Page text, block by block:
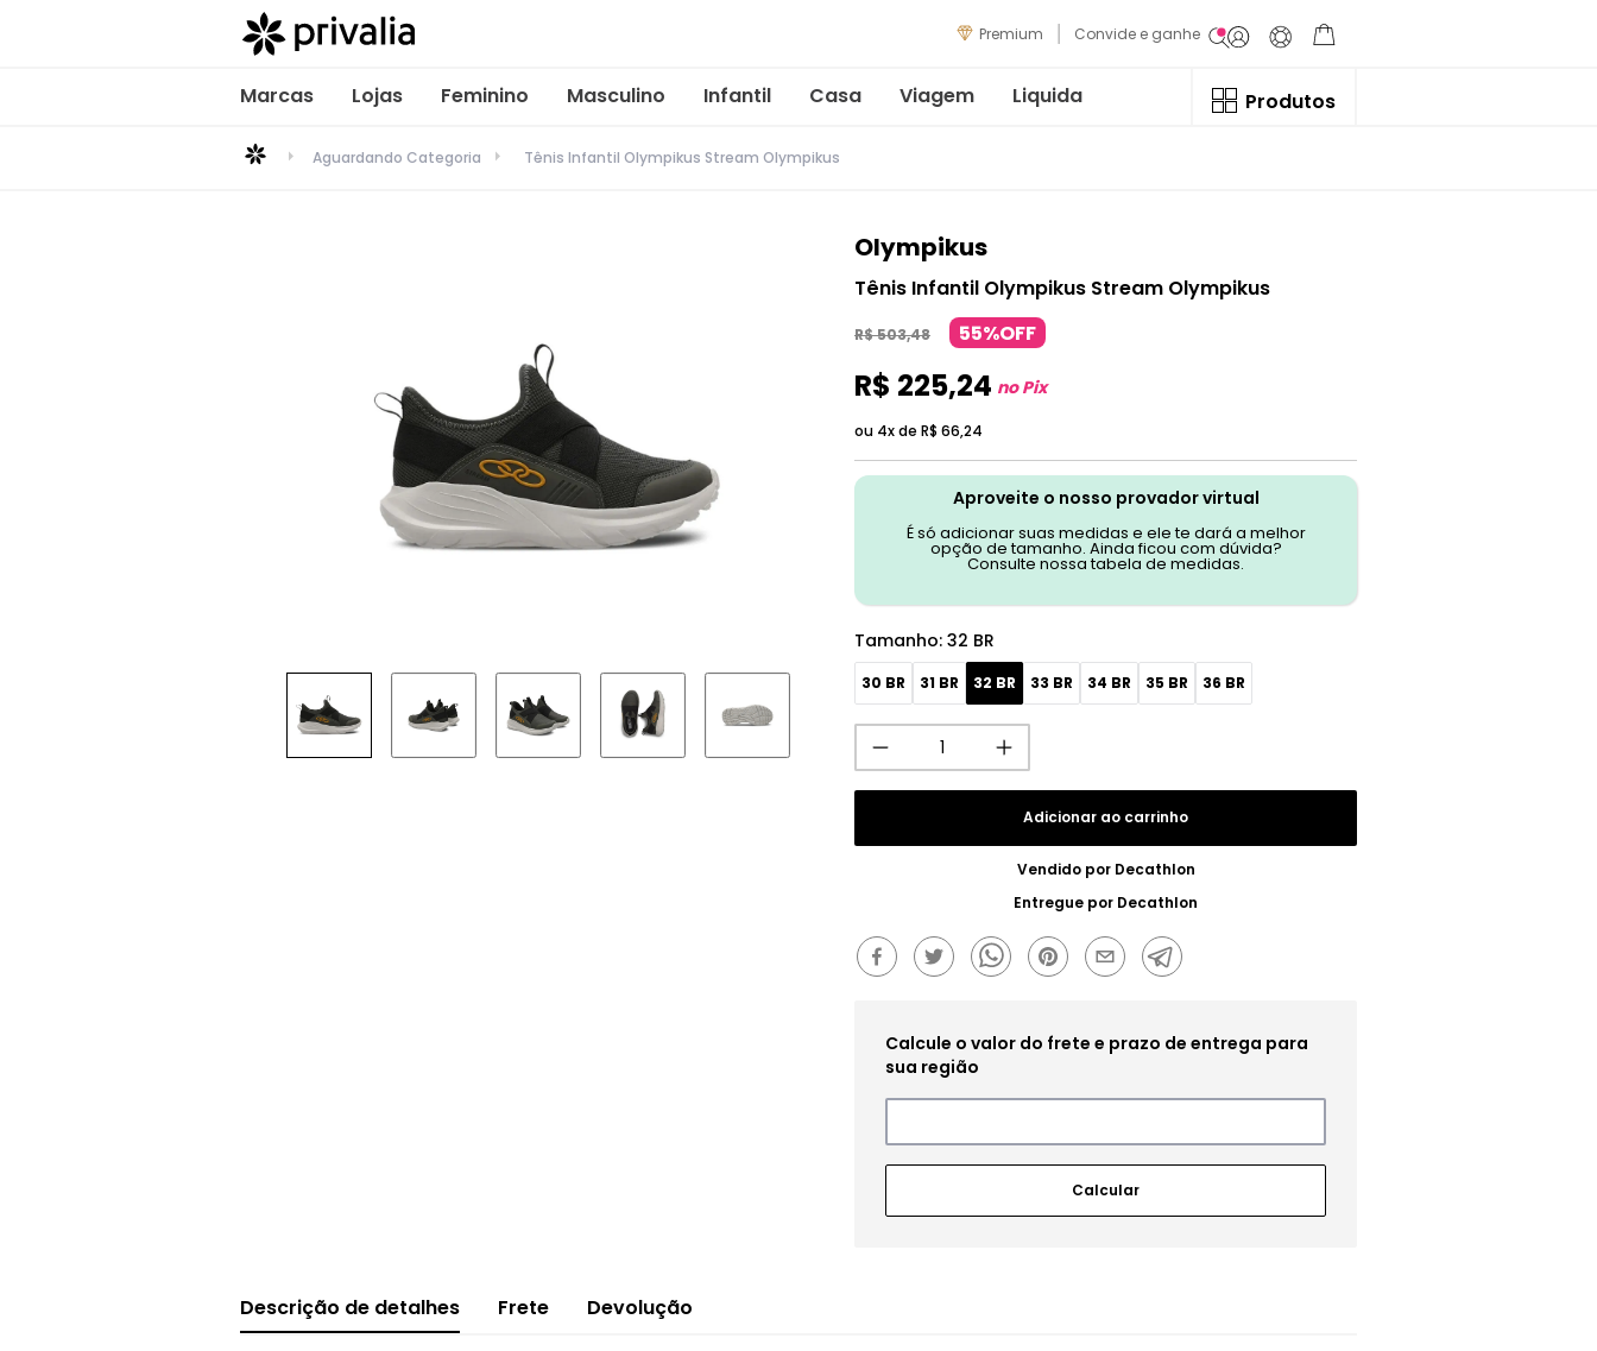
Premium Convide e ganhe
Marcas Lojas Feminino Masculino Infantil Casa Viagem Liquida Produtos
Aguardando Categoria Tênis Infantil Olympikus Stream Olympikus
Olympikus
Tênis Infantil Olympikus Stream Olympikus
R$503,48 55%OFF
R$ 225,24 no Pix
ou 4x de R$ 66,24
Aproveite o nosso provador virtual
É só adicionar suas medidas e ele te dará a melhor
opção de tamanho. Ainda ficou com dúvida?
Consulte nossa tabela de medidas.
Tamanho: 32 BR
30 BR 31 BR 32 BR 33 BR 34 BR 35 BR 36 BR
Adicionar ao carrinho
Vendido por Decathlon
Entregue por Decathlon
Descrição de detalhes Frete Devolução